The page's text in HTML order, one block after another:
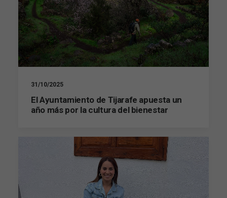
31/10/2025
El Ayuntamiento de Tijarafe apuesta un
año más por la cultura del bienestar